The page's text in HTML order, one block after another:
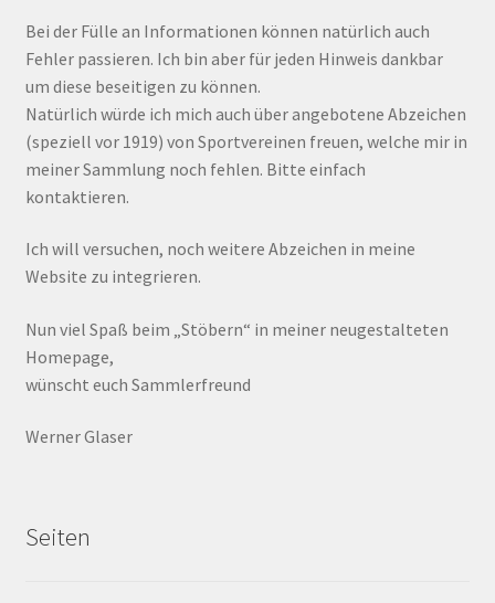
Bei der Fülle an Informationen können natürlich auch
Fehler passieren. Ich bin aber für jeden Hinweis dankbar
um diese beseitigen zu können.
Natürlich würde ich mich auch über angebotene Abzeichen
(speziell vor 1919) von Sportvereinen freuen, welche mir in
meiner Sammlung noch fehlen. Bitte einfach
kontaktieren.
Ich will versuchen, noch weitere Abzeichen in meine
Website zu integrieren.
Nun viel Spaß beim „Stöbern“ in meiner neugestalteten
Homepage,
wünscht euch Sammlerfreund
Werner Glaser
Seiten